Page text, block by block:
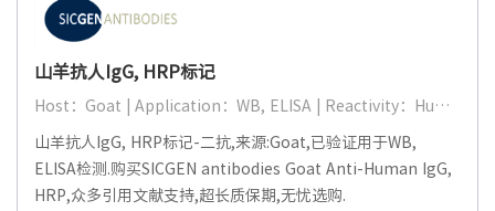
山羊抗人IgG, HRP标记
Host：Goat | Application：WB, ELISA | Reactivity：Human
山羊抗人IgG, HRP标记-二抗,来源:Goat,已验证用于WB,
ELISA检测.购买SICGEN antibodies Goat Anti-Human IgG,
HRP,众多引用文献支持,超长质保期,无忧选购.